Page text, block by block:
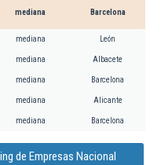
mediana Barcelona
mediana León
mediana Albacete
mediana Barcelona
mediana Alicante
mediana Barcelona
de Empresas Nacional